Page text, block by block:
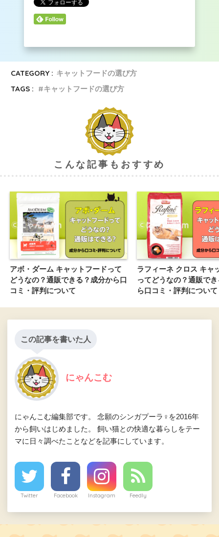
CATEGORY : キャットフードの選び方
TAGS :
キャットフードの選び方
こんな記事もおすすめ
アボ・ダーム キャットフードって
どうなの？通販できる？成分から口
コミ・評判について
ラフィーネ クロス キャ
ってどうなの？通販で
ら口コミ・評判について
この記事を書いた人
にゃんこむ
にゃんこむ編集部です。 念願のシンガプーラ♀を2016年
から飼いはじめました。 飼い猫との快適な暮らしをテー
マに日々調べたことなどを記事にしています。
Twitter Facebook Instagram Feedly